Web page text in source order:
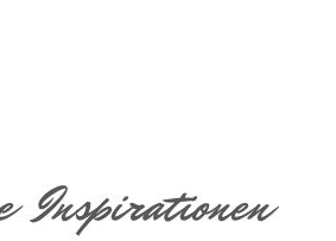
Inspirationen